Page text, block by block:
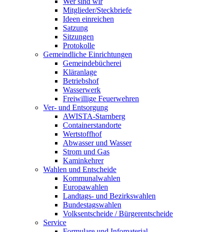
Mitglieder/Steckbriefe
Ideen einreichen
Satzung
Sitzungen
Protokolle
Gemeindliche Einrichtungen
Gemeindebücherei
Kläranlage
Betriebshof
Wasserwerk
Freiwillige Feuerwehren
Ver- und Entsorgung
AWISTA-Starnberg
Containerstandorte
Wertstoffhof
Abwasser und Wasser
Strom und Gas
Kaminkehrer
Wahlen und Entscheide
Kommunalwahlen
Europawahlen
Landtags- und Bezirkswahlen
Bundestagswahlen
Volksentscheide / Bürgerentscheide
Service